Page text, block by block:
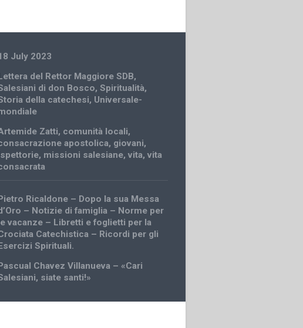
July 2023
del Rettor Maggiore SDB,
di don Bosco,Spiritualità,
della catechesi, Universale-
Zatti, comunità locali,
apostolica, giovani,
, missioni salesiane,vita,vita
Ricaldone – Dopo la sua Messa
– Notizie di famiglia – Norme per
vacanze – Libretti e foglietti per la
Catechistica – Ricordi per gli
Spirituali.
Chavez Villanueva – «Cari
siate santi!»